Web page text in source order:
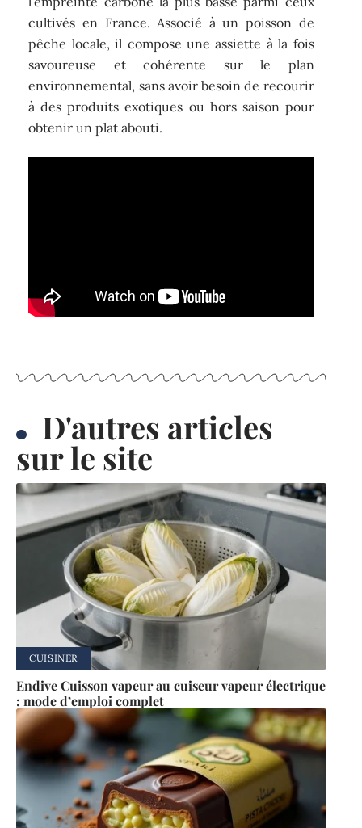
cultivés en France. Associé à un poisson de
pêche locale, il compose une assiette à la fois
savoureuse et cohérente sur le plan
environnemental, sans avoir besoin de recourir
à des produits exotiques ou hors saison pour
obtenir un plat abouti.
D'autres articles
sur le site
CUISINER
Endive Cuisson vapeur au cuiseur vapeur électrique
: mode d’emploi complet